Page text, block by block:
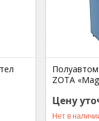
ZOTA
Цену
Нет в